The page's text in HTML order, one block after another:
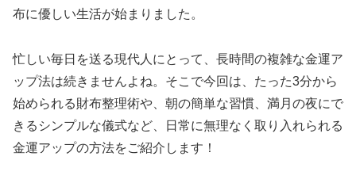
布に優しい生活が始まりました。
忙しい毎日を送る現代人にとって、長時間の複雑な金運ア
ップ法は続きませんよね。そこで今回は、たった3分から
始められる財布整理術や、朝の簡単な習慣、満月の夜にで
きるシンプルな儀式など、日常に無理なく取り入れられる
金運アップの方法をご紹介します！